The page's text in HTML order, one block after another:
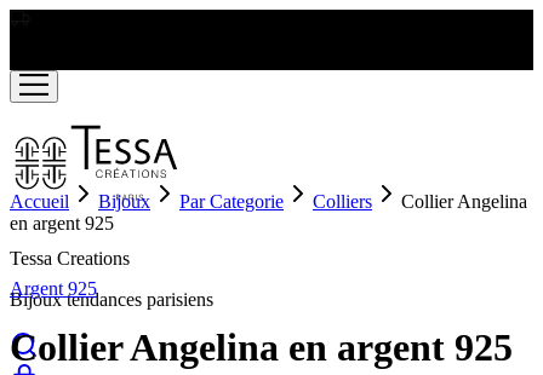
Tessa Creations
Bijoux tendances parisiens
Accueil Bijoux Par Categorie Colliers
Collier Angelina
en argent 925
Argent 925
Collier Angelina en argent 925